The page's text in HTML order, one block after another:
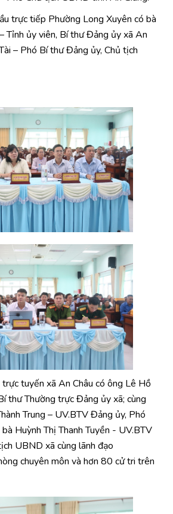
trực tiếp Phường Long Xuyên có bà
Tỉnh ủy viên, Bí thư Đảng ủy xã An
– Phó Bí thư Đảng ủy, Chủ tịch
tuyến xã An Châu có ông Lê Hồ
thư Thường trực Đảng ủy xã; cùng
Trung – UV.BTV Đảng ủy, Phó
Huỳnh Thị Thanh Tuyền - UV.BTV
UBND xã cùng lãnh đạo
chuyên môn và hơn 80 cử tri trên